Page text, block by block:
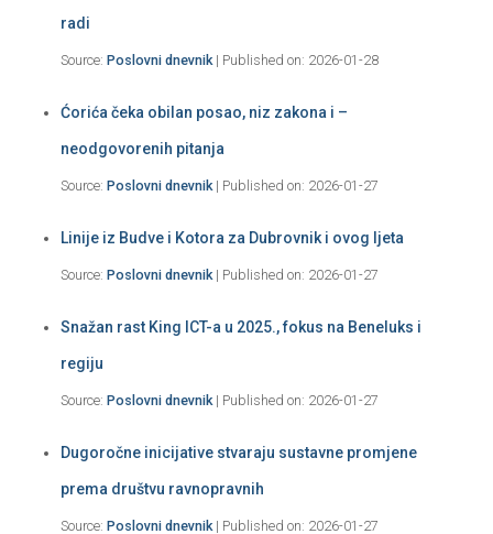
radi
Source: Poslovni dnevnik Published on: 2026-01-28
Ćorića čeka obilan posao, niz zakona i –
neodgovorenih pitanja
Source: Poslovni dnevnik Published on: 2026-01-27
Linije iz Budve i Kotora za Dubrovnik i ovog ljeta
Source: Poslovni dnevnik Published on: 2026-01-27
Snažan rast King ICT-a u 2025., fokus na Beneluks i
regiju
Source: Poslovni dnevnik Published on: 2026-01-27
Dugoročne inicijative stvaraju sustavne promjene
prema društvu ravnopravnih
Source: Poslovni dnevnik Published on: 2026-01-27